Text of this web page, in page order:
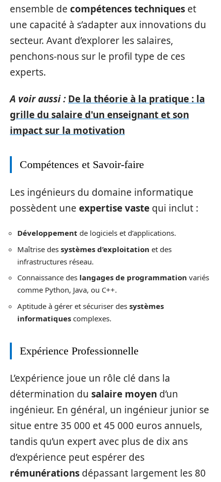
ensemble de compétences techniques et
une capacité à s’adapter aux innovations du
secteur. Avant d’explorer les salaires,
penchons-nous sur le profil type de ces
experts.
A voir aussi : De la théorie à la pratique : la
grille du salaire d'un enseignant et son
impact sur la motivation
Compétences et Savoir-faire
Les ingénieurs du domaine informatique
possèdent une expertise vaste qui inclut :
Développement de logiciels et d’applications.
Maîtrise des systèmes d’exploitation et des
infrastructures réseau.
Connaissance des langages de programmation variés
comme Python, Java, ou C++.
Aptitude à gérer et sécuriser des systèmes
informatiques complexes.
Expérience Professionnelle
L’expérience joue un rôle clé dans la
détermination du salaire moyen d’un
ingénieur. En général, un ingénieur junior se
situe entre 35 000 et 45 000 euros annuels,
tandis qu’un expert avec plus de dix ans
d’expérience peut espérer des
rémunérations dépassant largement les 80